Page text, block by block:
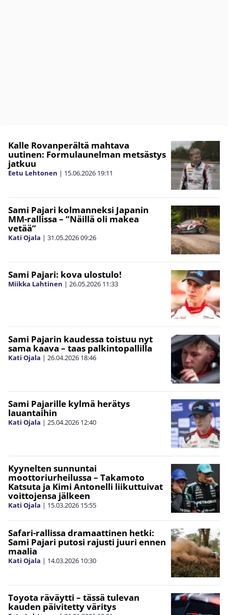
Kalle Rovanperältä mahtava
uutinen: Formulaunelman metsästys
jatkuu
Eetu Lehtonen | 15.06.2026 19:11
Sami Pajari kolmanneksi Japanin
MM-rallissa – ”Näillä oli makea
vetää”
Kati Ojala | 31.05.202609:26
Sami Pajari: kova ulostulo!
Miikka Lahtinen | 26.05.2026 11:33
Sami Pajarin kaudessa toistuu nyt
sama kaava – taas palkintopallilla
Kati Ojala | 26.04.2026 18:46
Sami Pajarille kylmä herätys
lauantaihin
Kati Ojala | 25.04.2026 12:40
Kyynelten sunnuntai
moottoriurheilussa – Takamoto
Katsuta ja Kimi Antonelli liikuttuivat
voittojensa jälkeen
Kati Ojala | 15.03.2026 15:55
Safari-rallissa dramaattinen hetki:
Sami Pajari putosi rajusti juuri ennen
maalia
Kati Ojala | 14.03.2026 10:30
Toyota räväytti – tässä tulevan
kauden päivitetty väritys